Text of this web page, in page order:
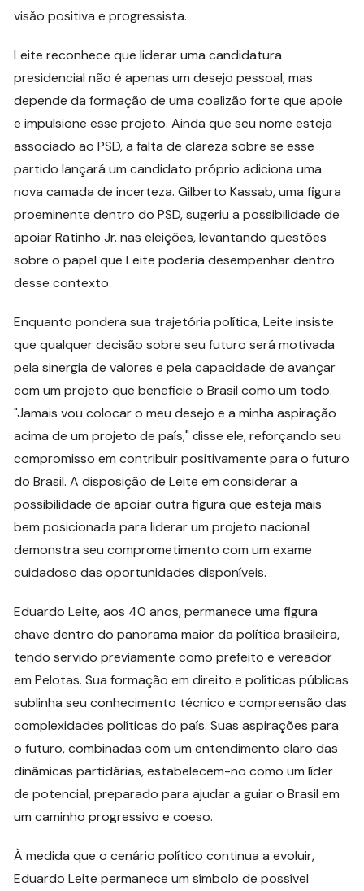
visăo positiva e progressista.
Leite reconhece que liderar uma candidatura
presidencial não é apenas um desejo pessoal, mas
depende da formação de uma coalizão forte que apoie
e impulsione esse projeto. Ainda que seu nome esteja
associado ao PSD, a falta de clareza sobre se esse
partido lançará um candidato próprio adiciona uma
nova camada de incerteza. Gilberto Kassab, uma figura
proeminente dentro do PSD, sugeriu a possibilidade de
apoiar Ratinho Jr. nas eleições, levantando questões
sobre o papel que Leite poderia desempenhar dentro
desse contexto.
Enquanto pondera sua trajetória política, Leite insiste
que qualquer decisão sobre seu futuro será motivada
pela sinergia de valores e pela capacidade de avançar
com um projeto que beneficie o Brasil como um todo.
"Jamais vou colocar o meu desejo e a minha aspiração
acima de um projeto de país," disse ele, reforçando seu
compromisso em contribuir positivamente para o futuro
do Brasil. A disposição de Leite em considerar a
possibilidade de apoiar outra figura que esteja mais
bem posicionada para liderar um projeto nacional
demonstra seu comprometimento com um exame
cuidadoso das oportunidades disponíveis.
Eduardo Leite, aos 40 anos, permanece uma figura
chave dentro do panorama maior da política brasileira,
tendo servido previamente como prefeito e vereador
em Pelotas. Sua formação em direito e políticas públicas
sublinha seu conhecimento técnico e compreensão das
complexidades políticas do país. Suas aspirações para
o futuro, combinadas com um entendimento claro das
dinâmicas partidárias, estabelecem-no como um líder
de potencial, preparado para ajudar a guiar o Brasil em
um caminho progressivo e coeso.
À medida que o cenário político continua a evoluir,
Eduardo Leite permanece um símbolo de possível